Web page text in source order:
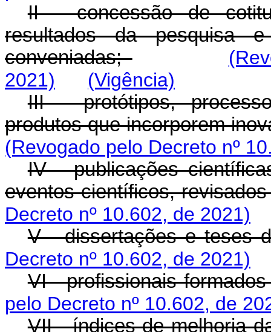
II - concessão de
resultados da pesquisa e
conveniadas;
2021)
(Vigência)
III - protótipos,
produtos que incorporem
(Revogado pelo Decreto nº
IV - publicações
eventos científicos,
Decreto nº 10.602, de 2021)
V - dissertações e teses
Decreto nº 10.602, de 2021)
VI - profissionais
pelo Decreto nº 10.602, de
VII - índices de melhoria